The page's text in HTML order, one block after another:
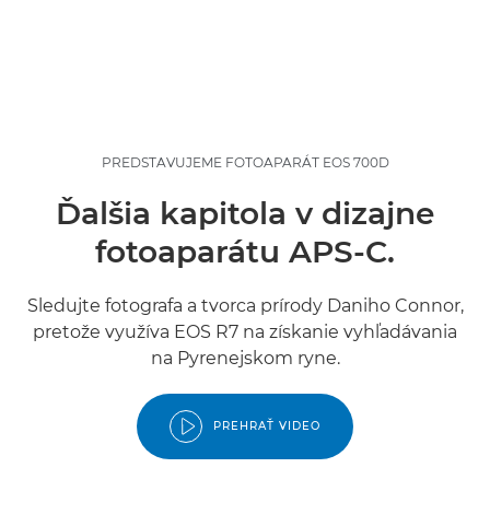
PREDSTAVUJEME FOTOAPARÁT EOS 700D
Ďalšia kapitola v dizajne
fotoaparátu APS-C.
Sledujte fotografa a tvorca prírody Daniho Connor,
pretože využíva EOS R7 na získanie vyhľadávania
na Pyrenejskom ryne.
PREHRAŤ VIDEO